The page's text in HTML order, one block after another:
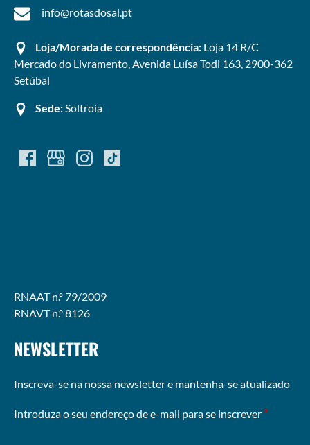
info@rotasdosal.pt
Loja/Morada de correspondência: Loja 14 R/C
Mercado do Livramento, Avenida Luísa Todi 163, 2900-362
Setúbal
Sede:Soltroia
RNAAT n.º 79/2009
RNAVT n.º 8126
NEWSLETTER
Inscreva-se na nossa newsletter e mantenha-se atualizado
Introduza o seu endereço de e-mail para se inscrever *